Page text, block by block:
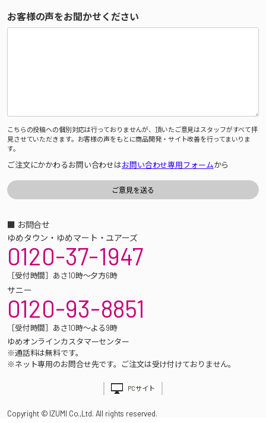
お客様の声をお聞かせください
こちらの投稿への個別対応は行っておりませんが、頂いたご意見はスタッフがすべて拝
見させていただきます。お客様の声をもとに商品開発・サイト改善を行ってまいりま
す。
ご注文にかかわるお問い合わせはお問い合わせ専用フォームから
■ お問合せ
ゆめタウン・ゆめマート・ユアーズ
0120-37-1947
［受付時間］あさ10時～夕方6時
サニー
0120-93-8851
［受付時間］あさ10時～よる9時
ゆめオンラインカスタマーセンター
※通話料は無料です。
※ネット専用のお問合せ先です。ご注文は受け付けておりません。
PCサイト
Copyright © IZUMI Co.,Ltd. All rights reserved.